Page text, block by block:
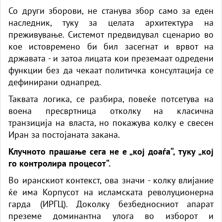
Со други зборови, не станува збор само за еден
наследник, туку за целата архитектура на
преживување. Системот предвидувал сценарио во
кое истовремено би бил засегнат и врвот на
државата - и затоа лицата кои преземаат одредени
функции без да чекаат политичка консултација се
дефинирани однапред.
Таквата логика, се разбира, повеќе потсетува на
воена пресвртница отколку на класична
транзиција на власта, но покажува колку е свесен
Иран за постојаната закана.
Клучното прашање сега не е „кој доаѓа“, туку „кој
го контролира процесот“.
Во иранскиот контекст, ова значи - колку влијание
ќе има Корпусот на исламската револуционерна
гарда (ИРГЦ). Доколку безбедносниот апарат
преземе доминантна улога во изборот и